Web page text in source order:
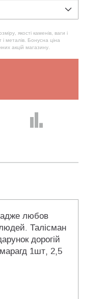
якості каменів, ваги і
металів. Бонусна ціна
акцій магазину.
адже любов
Талісман
дорогій
1шт, 2,5